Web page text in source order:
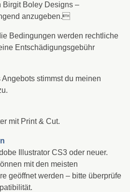
Birgit Boley Designs –
anzugeben.
Bedingungen werden rechtliche
Entschädigungsgebühr
stimmst du meinen
mit Print & Cut.
Illustrator CS3 oder neuer.
mit den meisten
geöffnet werden – bitte überprüfe